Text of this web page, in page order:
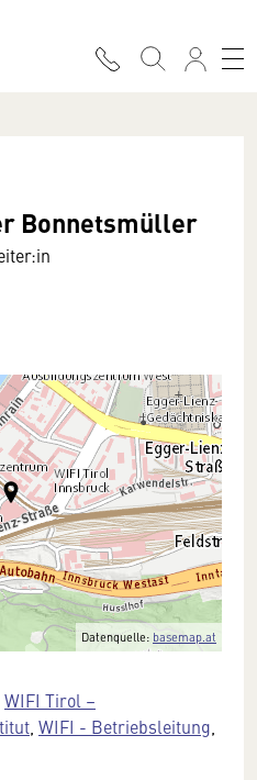
Bonnetsmüller
Datenquelle: basemap.at
WIFI Tirol –
WIFI - Betriebsleitung